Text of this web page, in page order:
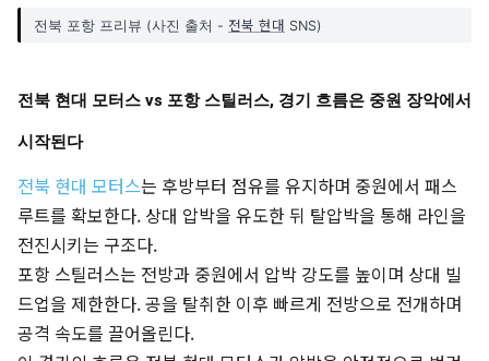
전북 포항 프리뷰 (사진 출처 - 전북 현대 SNS)
전북 현대 모터스 vs 포항 스틸러스, 경기 흐름은 중원 장악에서
시작된다
전북 현대 모터스는 후방부터 점유를 유지하며 중원에서 패스
루트를 확보한다. 상대 압박을 유도한 뒤 탈압박을 통해 라인을
전진시키는 구조다.
포항 스틸러스는 전방과 중원에서 압박 강도를 높이며 상대 빌
드업을 제한한다. 공을 탈취한 이후 빠르게 전방으로 전개하며
공격 속도를 끌어올린다.